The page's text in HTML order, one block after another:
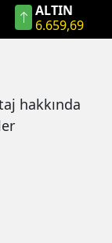
ALTIN
6.659,69
hakkında